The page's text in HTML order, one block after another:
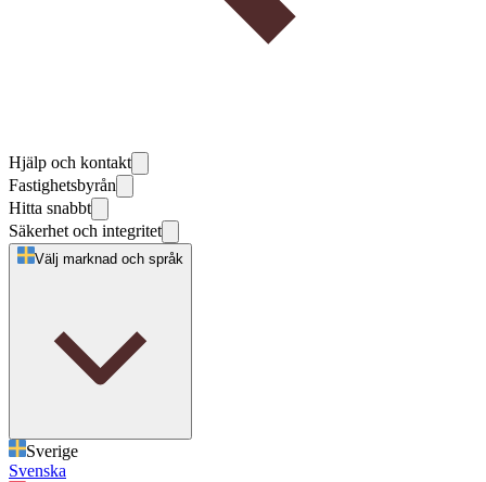
Hjälp och kontakt
Fastighetsbyrån
Hitta snabbt
Säkerhet och integritet
Välj marknad och språk
Sverige
Svenska